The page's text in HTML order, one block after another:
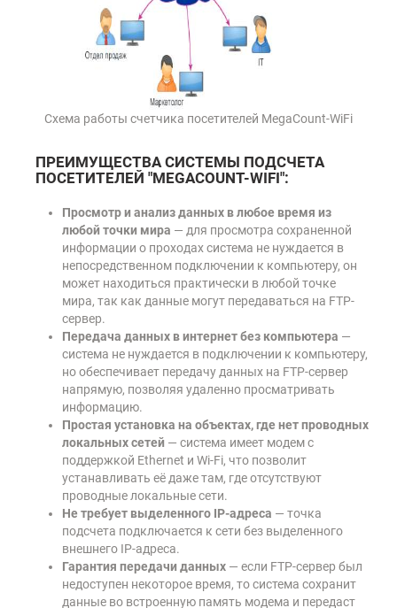
Схема работы счетчика посетителей MegaCount-WiFi
ПРЕИМУЩЕСТВА СИСТЕМЫ ПОДСЧЕТА
ПОСЕТИТЕЛЕЙ "MEGACOUNT-WIFI":
Просмотр и анализ данных в любое время из
любой точки мира — для просмотра сохраненной
информации о проходах система не нуждается в
непосредственном подключении к компьютеру, он
может находиться практически в любой точке
мира, так как данные могут передаваться на FTP-
сервер.
Передача данных в интернет без компьютера —
система не нуждается в подключении к компьютеру,
но обеспечивает передачу данных на FTP-сервер
напрямую, позволяя удаленно просматривать
информацию.
Простая установка на объектах, где нет проводных
локальных сетей — система имеет модем с
поддержкой Ethernet и Wi-Fi, что позволит
устанавливать её даже там, где отсутствуют
проводные локальные сети.
Не требует выделенного IP-адреса — точка
подсчета подключается к сети без выделенного
внешнего IP-адреса.
Гарантия передачи данных — если FTP-сервер был
недоступен некоторое время, то система сохранит
данные во встроенную память модема и передаст